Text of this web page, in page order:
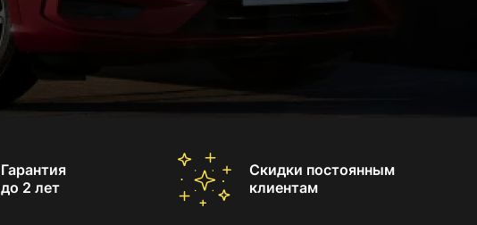
Гарантия
до 2 лет
Скидки постоянным
клиентам